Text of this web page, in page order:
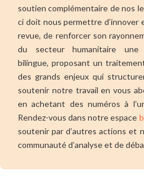
soutien complémentaire de nos
ci doit nous permettre d’innover
revue, de renforcer son
du secteur humanitaire une
bilingue, proposant un
des grands enjeux qui
soutenir notre travail en vous
en achetant des numéros à
Rendez-vous dans notre espace
soutenir par d’autres actions et
communauté d’analyse et de